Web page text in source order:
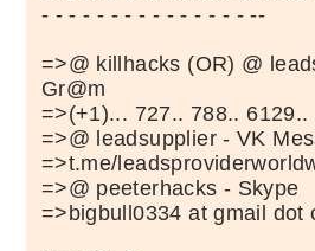
- - - - - - - - - - - - - - - --
=>@ killhacks (OR) @
Gr@m
=>(+1)... 727.. 788.. 6129..
=>@ leadsupplier - VK
=>t.me/
=>@ peeterhacks - Skype
=>bigbull0334 at gmail dot